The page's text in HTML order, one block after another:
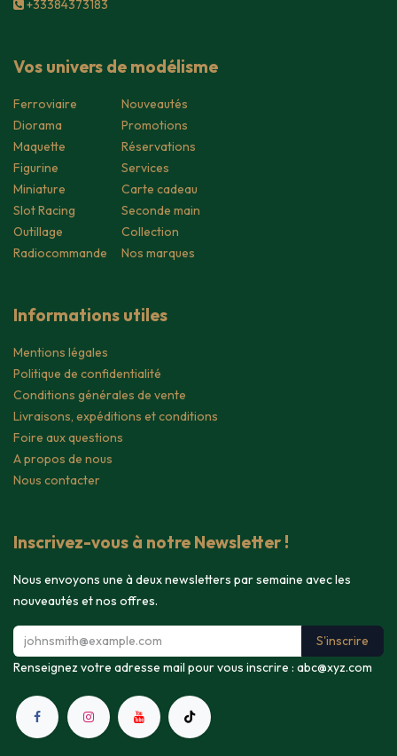
+33384373183
Vos univers de modélisme
Ferroviaire
Diorama
Maquette
Figurine
Miniature
Slot Racing
Outillage
Radiocommande
Nouveautés
Promotions
Réservations
Services
Carte cadeau
Seconde main
Collection
Nos marques
Informations utiles
Mentions légales
Politique de confidentialité
Conditions générales de vente
Livraisons, expéditions et conditions
Foire aux questions
A propos de nous
Nous contacter
Inscrivez-vous à notre Newsletter !
Nous envoyons une à deux newsletters par semaine avec les
nouveautés et nos offres.
S'inscrire
Renseignez votre adresse mail pour vous inscrire : abc@xyz.com